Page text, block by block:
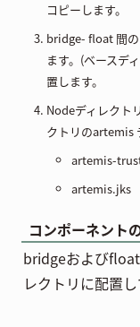
コピーします。
bridge- float 間
ます。(ベースデ
置します。
Nodeディレクト
クトリのartemis
artemis-
artemis.jks
コンポーネント
bridgeおよび
レクトリに配置